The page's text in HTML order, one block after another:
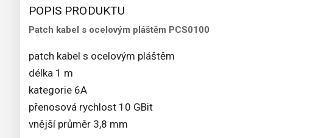
POPIS PRODUKTU
Patch kabel s ocelovým pláštěm PCS0100
patch kabel s ocelovým pláštěm
délka 1 m
kategorie 6A
přenosová rychlost 10 GBit
vnější průměr 3,8 mm